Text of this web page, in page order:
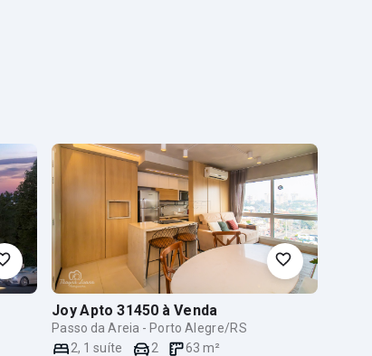
Joy Apto 31450 à Venda
Passo da Areia - Porto Alegre/RS
2, 1 suíte 2 63 m²